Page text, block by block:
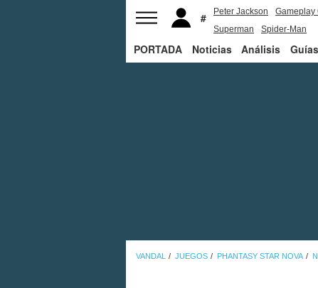
Peter Jackson
Gameplay
Superman
Spider-Man
PORTADA Noticias Análisis Guías
VANDAL JUEGOS PHANTASY STAR NOVA